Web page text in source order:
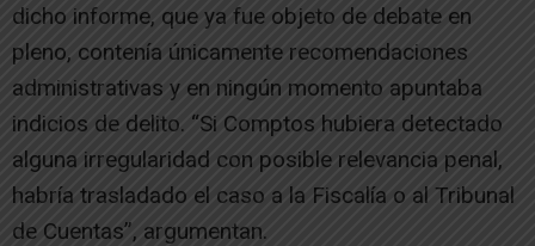
dicho informe, que ya fue objeto de debate en
pleno, contenía únicamente recomendaciones
administrativas y en ningún momento apuntaba
indicios de delito. “Si Comptos hubiera detectado
alguna irregularidad con posible relevancia penal,
habría trasladado el caso a la Fiscalía o al Tribunal
de Cuentas”, argumentan.